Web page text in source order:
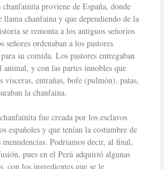
proviene de España, donde
llama chanfaina y que dependiendo de la
se remonta a los antiguos señoríos
señores ordenaban a los pastores
su comida. Los pastores entregaban
animal, y con las partes innobles que
vísceras, entrañas, bofe (pulmón), patas,
la chanfaina.
fue creada por los esclavos
españoles y que tenían la costumbre de
Podríamos decir, al final,
pues en el Perú adquirió algunas
con los ingredientes que se le